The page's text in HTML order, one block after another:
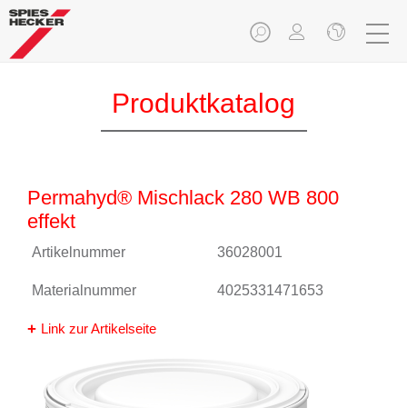
Produktkatalog
Permahyd® Mischlack 280 WB 800
effekt
Artikelnummer 36028001
Materialnummer 4025331471653
Link zur Artikelseite